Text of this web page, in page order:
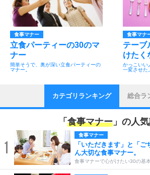
食事マナー
立食パーティーの30のマ
ナー
簡単そうで、奥が深い立食パーティーの
マナー。
食事マナ
テーブ
けたく
かっこいい
一変させた。
カテゴリランキング 総合ラ
「 食事マナー 」の人
1
食事マナー
「いただきます」と「
ん大切な食事マナー。
食事マナーで心がけたい30の基